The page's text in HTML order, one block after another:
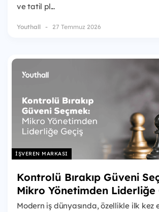
ve tatil pl...
Youthall 27 Temmuz 2026
İŞVEREN MARKASI
Kontrolü Bırakıp Güveni
Mikro Yönetimden Liderliğe
Modern iş dünyasında, özellikle ilk kez